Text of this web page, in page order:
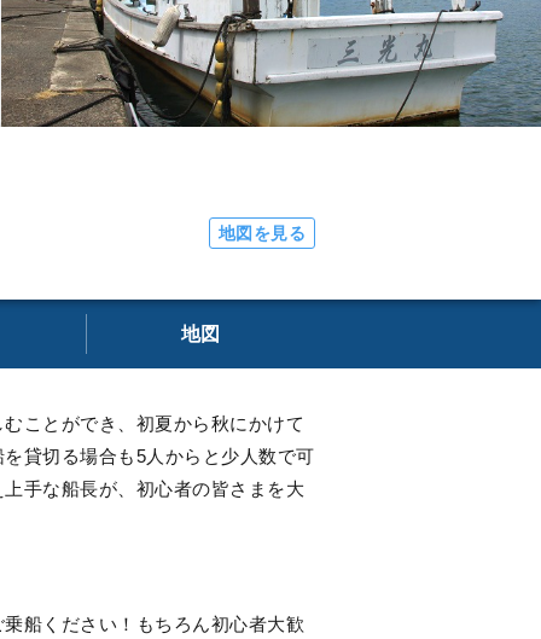
地図を見る
地図
ことができ、初夏から秋にかけて
貸切る場合も5人からと少人数で可
手な船長が、初心者の皆さまを大
船ください！もちろん初心者大歓